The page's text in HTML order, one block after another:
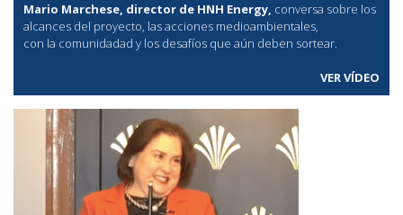
Mario Marchese, director de HNH Energy, conversa sobre los
alcances del proyecto, las acciones medioambientales,
con la comunidadad y los desafíos que aún deben sortear.
VER VÍDEO